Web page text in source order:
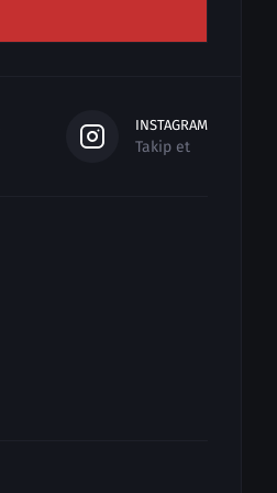
INSTAGRAM
Takip et